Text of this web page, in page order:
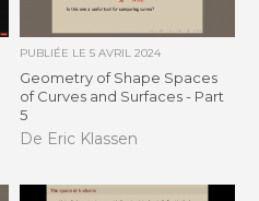
PUBLIÉE LE 5 AVRIL 2024
Geometry of Shape Spaces
of Curves and Surfaces - Part
5
De Eric Klassen